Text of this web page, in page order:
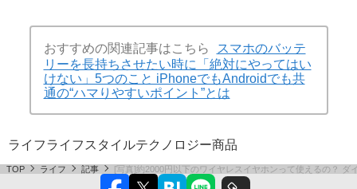
おすすめの関連記事はこちら
スマホのバッテ
リーを長持ちさせたい時に「絶対にやってはい
けない」5つのこと iPhoneでもAndroidでも共
通の“ハマりやすいポイント”とは
ライフライフスタイルテクノロジー商品
TOP ライフ 記事 [写真]約2000円以下のワイヤレスイヤホンって使えるの？